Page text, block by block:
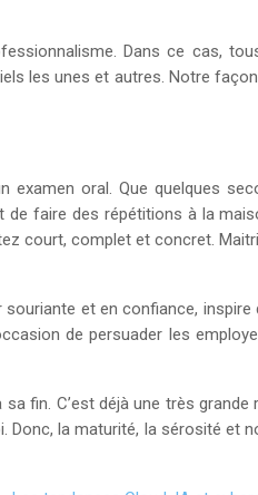
Dans ce cas,
les unes et autres. Notre façon
examen oral. Que quelques
de faire des répétitions à la
court, complet et concret.
et en confiance,
de persuader les
fin. C’est déjà une très
Donc, la maturité, la sérosité et